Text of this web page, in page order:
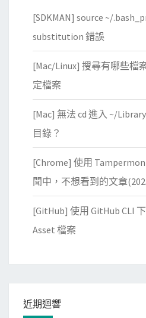
[SDKMAN] source ~/
substitution 錯誤
[Mac/Linux] 搜尋有哪些檔
定檔案
[Mac] 無法 cd 進入 ~/
目錄？
[Chrome] 使用
聞中，不想看到的文章
[GitHub] 使用 GitHub CLI
Asset 檔案
近期迴響